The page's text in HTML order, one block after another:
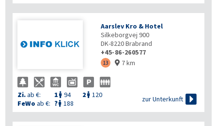
Aarslev Kro & Hotel
Silkeborgvej 900
DK-8220Brabrand
+45-86-260577
13  7 km
Zi.ab €: 1  94 2  120
FeWo ab €: ? 188
zur Unterkunft 